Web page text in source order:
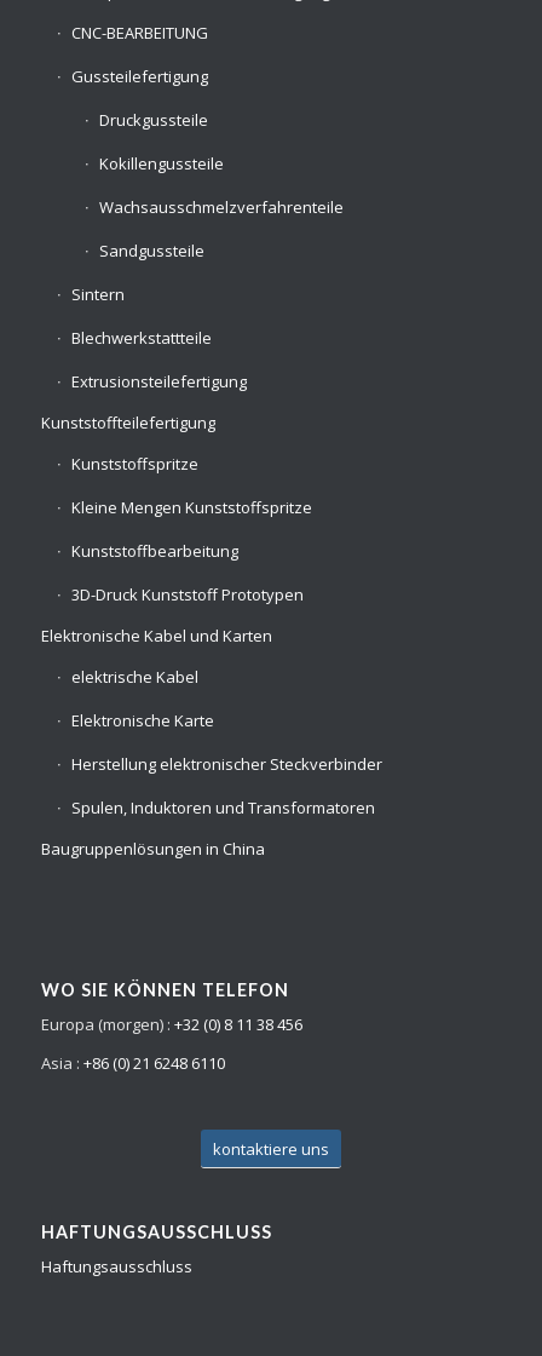
CNC-BEARBEITUNG
Gussteilefertigung
Druckgussteile
Kokillengussteile
Wachsausschmelzverfahrenteile
Sandgussteile
Sintern
Blechwerkstattteile
Extrusionsteilefertigung
Kunststoffteilefertigung
Kunststoffspritze
Kleine Mengen Kunststoffspritze
Kunststoffbearbeitung
3D-Druck Kunststoff Prototypen
Elektronische Kabel und Karten
elektrische Kabel
Elektronische Karte
Herstellung elektronischer Steckverbinder
Spulen, Induktoren und Transformatoren
Baugruppenlösungen in China
WO SIE KÖNNEN TELEFON
Europa (morgen) : +32 (0) 8 11 38 456
Asia : +86 (0) 21 6248 6110
kontaktiere uns
HAFTUNGSAUSSCHLUSS
Haftungsausschluss